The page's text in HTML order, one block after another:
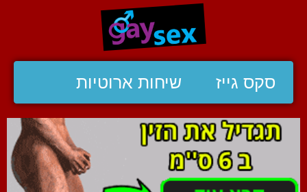
סקס גייז שיחות ארוטיות